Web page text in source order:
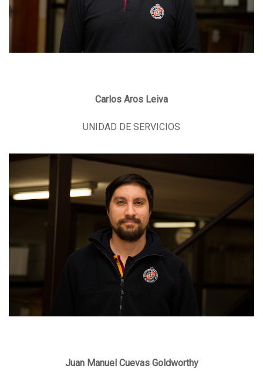
Carlos Aros Leiva
UNIDAD DE SERVICIOS
Juan Manuel Cuevas Goldworthy